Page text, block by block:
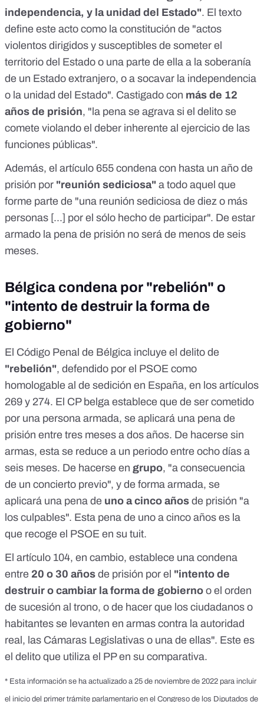
independencia, y la unidad del Estado". El texto
define este acto como la constitución de "actos
violentos dirigidos y susceptibles de someter el
territorio del Estado o una parte de ella a la soberanía
de un Estado extranjero, o a socavar la independencia
o la unidad del Estado". Castigado con más de 12
años de prisión, "la pena se agrava si el delito se
comete violando el deber inherente al ejercicio de las
funciones públicas".
Además, el artículo 655 condena con hasta un año de
prisión por "reunión sediciosa" a todo aquel que
forme parte de "una reunión sediciosa de diez o más
personas [...] por el sólo hecho de participar". De estar
armado la pena de prisión no será de menos de seis
meses.
Bélgica condena por "rebelión" o
"intento de destruir la forma de
gobierno"
El Código Penal de Bélgica incluye el delito de
"rebelión", defendido por el PSOE como
homologable al de sedición en España, en los artículos
269 y 274. El CP belga establece que de ser cometido
por una persona armada, se aplicará una pena de
prisión entre tres meses a dos años. De hacerse sin
armas, esta se reduce a un periodo entre ocho días a
seis meses. De hacerse en grupo, "a consecuencia
de un concierto previo", y de forma armada, se
aplicará una pena de uno a cinco años de prisión "a
los culpables". Esta pena de uno a cinco años es la
que recoge el PSOE en su tuit.
El artículo 104, en cambio, establece una condena
entre 20 o 30 años de prisión por el "intento de
destruir o cambiar la forma de gobierno o el orden
de sucesión al trono, o de hacer que los ciudadanos o
habitantes se levanten en armas contra la autoridad
real, las Cámaras Legislativas o una de ellas". Este es
el delito que utiliza el PP en su comparativa.
* Esta información se ha actualizado a 25 de noviembre de 2022 para incluir
el inicio del primer trámite parlamentario en el Congreso de los Diputados de